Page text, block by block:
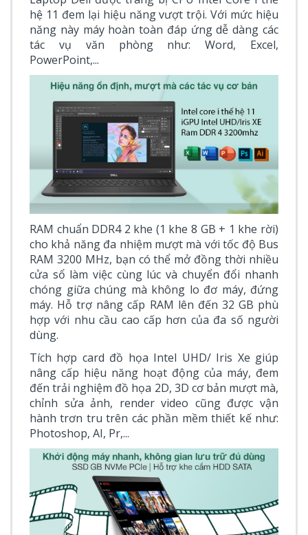
hệ 11 đem lại hiệu năng vượt trội. Với mức hiệu
năng này máy hoàn toàn đáp ứng dễ dàng các
tác vụ văn phòng như: Word, Excel,
PowerPoint,...
RAM chuẩn DDR4 2 khe (1 khe 8 GB + 1 khe rời)
cho khả năng đa nhiệm mượt mà với tốc độ Bus
RAM 3200 MHz, bạn có thể mở đồng thời nhiều
cửa sổ làm việc cùng lúc và chuyển đổi nhanh
chóng giữa chúng mà không lo đơ máy, đứng
máy. Hỗ trợ nâng cấp RAM lên đến 32 GB phù
hợp với nhu cầu cao cấp hơn của đa số người
dùng.
Tích hợp card đồ họa Intel UHD/ Iris Xe giúp
nâng cấp hiệu năng hoạt động của máy, đem
đến trải nghiệm đồ họa 2D, 3D cơ bản mượt mà,
chỉnh sửa ảnh, render video cũng được vận
hành trơn tru trên các phần mềm thiết kế như:
Photoshop, AI, Pr,...